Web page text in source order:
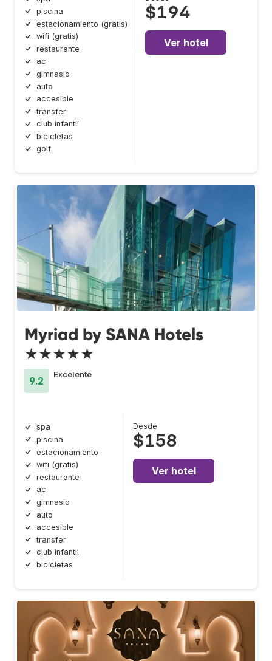
piscina
estacionamiento (gratis)
wifi (gratis)
restaurante
ac
gimnasio
auto
accesible
transfer
club infantil
bicicletas
golf
$194
Ver hotel
Myriad by SANA Hotels
★★★★★
9.2
Excelente
spa
piscina
estacionamiento
wifi (gratis)
restaurante
ac
gimnasio
auto
accesible
transfer
club infantil
bicicletas
Desde
$158
Ver hotel